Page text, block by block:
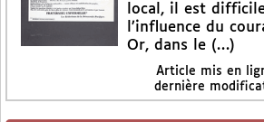
local, il est
l’influence du
Or, dans le (…)
Article mis en
dernière